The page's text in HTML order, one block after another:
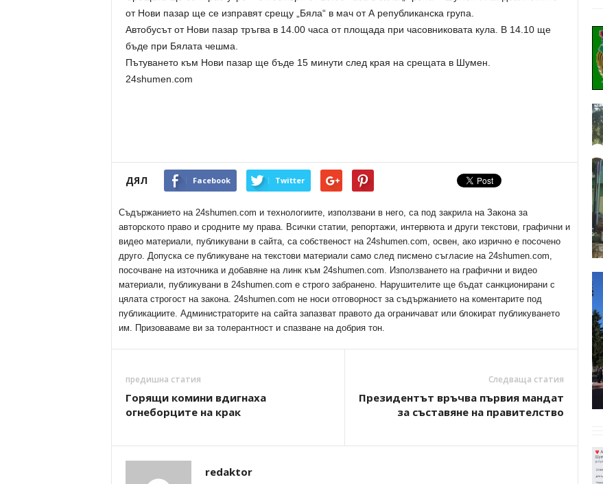
от Нови пазар ще се изправят срещу „Бяла“ в мач от А републиканска група.
Автобусът от Нови пазар тръгва в 14.00 часа от площада при часовниковата кула. В 14.10 ще
бъде при Бялата чешма.
Пътуването към Нови пазар ще бъде 15 минути след края на срещата в Шумен.
24shumen.com
ДЯЛ Facebook Twitter
Съдържанието на 24shumen.com и технологиите, използвани в него, са под закрила на Закона за
авторското право и сродните му права. Всички статии, репортажи, интервюта и други текстови, графични и
видео материали, публикувани в сайта, са собственост на 24shumen.com, освен, ако изрично е посочено
друго. Допуска се публикуване на текстови материали само след писмено съгласие на 24shumen.com,
посочване на източника и добавяне на линк към 24shumen.com. Използването на графични и видео
материали, публикувани в 24shumen.com е строго забранено. Нарушителите ще бъдат санкционирани с
цялата строгост на закона. 24shumen.com не носи отговорност за съдържанието на коментарите под
публикациите. Администраторите на сайта запазват правото да ограничават или блокират публикуването
им. Призоваваме ви за толерантност и спазване на добрия тон.
предишна статия
Горящи комини вдигнаха
огнеборците на крак
Следваща статия
Президентът връчва първия мандат
за съставяне на правителство
redaktor